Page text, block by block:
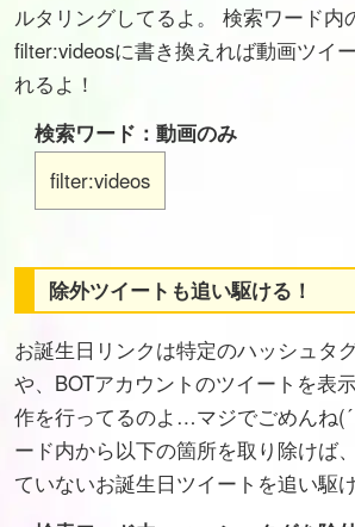
ルタリングしてるよ。 検索ワード内
filter:videosに書き換えれば動画ツイ
れるよ！
検索ワード：動画のみ
filter:videos
除外ツイートも追い駆ける！
お誕生日リンクは特定のハッシュタ
や、BOTアカウントのツイートを表
作を行ってるのよ…マジでごめんね
ード内から以下の箇所を取り除けば
ていないお誕生日ツイートを追い駆